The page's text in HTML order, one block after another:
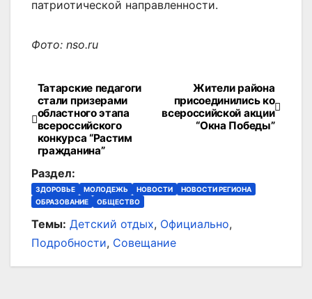
патриотической направленности.
Фото: nso.ru
Навигация
по
записям
Жители района
присоединились ко
всероссийской акции
“Окна Победы”
Татарские педагоги
стали призерами
областного этапа
всероссийского
конкурса “Растим
гражданина”
Раздел:
ЗДОРОВЬЕ МОЛОДЕЖЬ НОВОСТИ
НОВОСТИ РЕГИОНА
ОБРАЗОВАНИЕ
ОБЩЕСТВО
Темы: Детский отдых, Официально,
Подробности, Совещание